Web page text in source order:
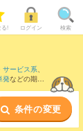
る! ログイン 検索
サービス系、
発などの期間
。
条件の変更